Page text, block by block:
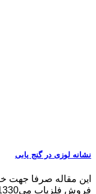
نشانه لوزی در گنج یابی
این مقاله صرفا جهت
فروش فلزیاب می09102191330